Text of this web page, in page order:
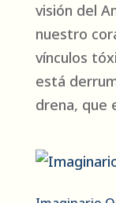
visión del
nuestro
vínculos
está
drena, que